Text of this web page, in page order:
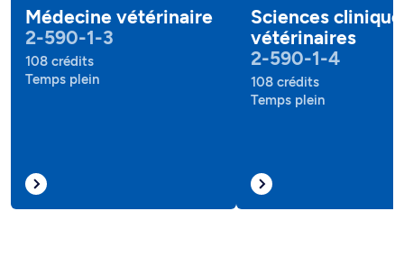
Médecine vétérinaire
2-590-1-3
108 crédits
Temps plein
Sciences
vétérinaires
2-590-1-4
108 crédits
Temps plein